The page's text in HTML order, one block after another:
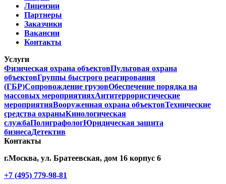
Лицензии
Партнеры
Заказчики
Вакансии
Контакты
Услуги
Физическая охрана объектовПультовая охрана
объектовГруппы быстрого реагирования
(ГБР)Сопровождение грузовОбеспечение порядка на
массовых мероприятияхАнтитеррористические
мероприятияВооруженная охрана объектовТехнические
средства охраныКинологическая
службаПолиграфологЮридическая защита
бизнесаДетектив
Контакты
г.Москва, ул. Братеевская, дом 16 корпус 6
+7 (495) 779-98-81